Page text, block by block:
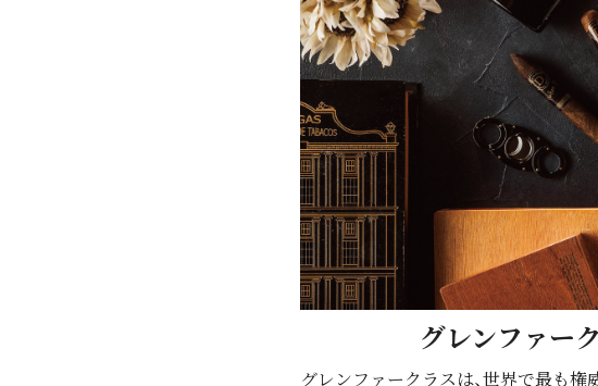
グレンファー
グレンファークラスは、世界で最も権